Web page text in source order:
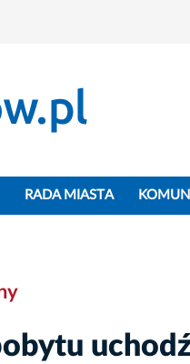
RADA MIASTA